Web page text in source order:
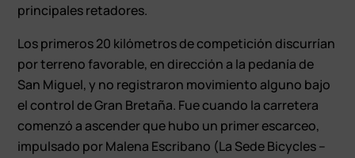
principales retadores.
Los primeros 20 kilómetros de competición discurrían
por terreno favorable, en dirección a la pedanía de
San Miguel, y no registraron movimiento alguno bajo
el control de Gran Bretaña. Fue cuando la carretera
comenzó a ascender que hubo un primer escarceo,
impulsado por Malena Escribano (La Sede Bicycles –